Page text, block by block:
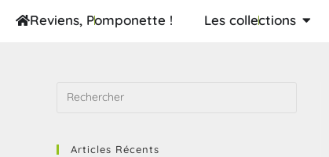
Reviens, Pomponette ! Les collections
Articles Récents